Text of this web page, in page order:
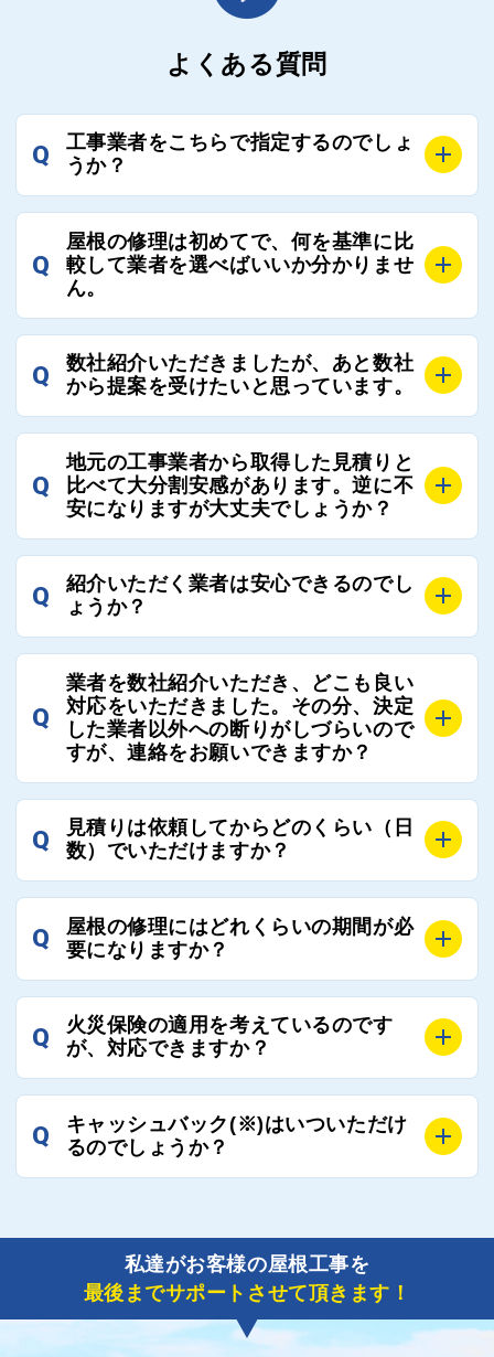
よくある質問
Q
工事業者をこちらで指定するのでしょ
うか？
お客様のご要望をお聞きし、条件に合った工事業者を
最大3社まで選定し、ご紹介いたします。
そのため、お客様に比較する業者を選定いただく必要
Q
屋根の修理は初めてで、何を基準に比
較して業者を選べばいいか分かりませ
ん。
選定基準はお客様によって異なりますが、価格はもち
ろんのこと、実績面や保証面、担当者の人柄や社歴、
し、総合的に判断ください。
また、選定に迷った際などは屋根コネクト事務局へご
連絡いただければ、お客様の屋根修理を全面的にフォ
ローさせていただきます。お気軽にご相談ください。
Q
数社紹介いただきましたが、あと数社
から提案を受けたいと思っています。
全国300社以上の登録業者がございますので、プラス
でご紹介の要望をいただければ、即時屋根コネクトに
て対応させていただきます。お気軽にお申し付けくだ
Q
地元の工事業者から取得した見積りと
比べて大分割安感があります。逆に不
安になりますが大丈夫でしょうか？
残念ながら、リフォーム業界は費用の内訳に不透明な
部分が多く、一見同じ工事でも１００万円以上の差が
屋根コネクトではそのような不安を抱えてしまう屋根
の修理において、適正で公正な工事業者選びのお手伝
いをさせていただくサイトでございます。
まだまだそのような業界だからこそ比較が重要になり
ますので、是非屋根コネクトを活用ください。
Q
紹介いただく業者は安心できるのでし
ょうか？
屋根コネクトでは、お客様の安心を支える「優良工事
業者チェック制度」を設けております。
屋根コネクトにて定期的にお客様アンケートを実施
し、そこで評価の低かった業者は事実確認の上で、屋
根コネクトの判断により即時登録を解除できる契約と
優良業者のみをご紹介できる体制により、お客様の安
心と信頼を維持しております。
Q
業者を数社紹介いただき、どこも良い
対応をいただきました。その分、決定
した業者以外への断りがしづらいので
すが、連絡をお願いできますか？
屋根コネクトにお任せください。屋根コネクトでは、
工事業者へのお断りも無料で代行しております。
れる必要はございませんので、いつでもお気軽にご相
談ください。
Q
見積りは依頼してからどのくらい（日
数）でいただけますか？
工事業者にもよりますが、おおよそ現地調査後3日～1
週間前後にはお届けできます。
ご連絡いただき、屋根コネクトから直ちに紹介の工事
業者へ状況確認の連絡をし、即時対応するよう指示を
いたしますので、お気軽にお申し付けください。
Q
屋根の修理にはどれくらいの期間が必
要になりますか？
工事業者の状況や屋根の状態、工事の内容、天候によ
って工事期間は変わりますが、目安としては、おおよ
また、急ぎの場合などは屋根コネクトとしても全面的
にご協力いたしますので、ご相談ください。可能な限
り期間を短縮できる状況の工事業者を選定させていた
だきます。
Q
火災保険の適用を考えているのです
が、対応できますか？
風災補償を適用される場合は、専門家による視察と必
Q
キャッシュバック(※)はいついただけ
るのでしょうか？
了しましたら、キャッシュバック(※)申込みフォーム
に各項目を入力いただいた上で送信してください。
その内容を屋根コネクトが確認できた日時から翌月末
までには送付手配させていただきます。
※キャッシュバックの金額は契約金額によって異なり
私達がお客様の屋根工事を
最後までサポートさせて頂きます！